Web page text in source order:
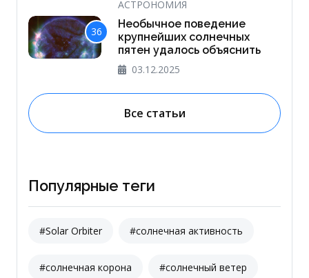
36
АСТРОНОМИЯ
Необычное поведение
крупнейших солнечных
пятен удалось объяснить
03.12.2025
Все статьи
Популярные теги
#Solar Orbiter #солнечная активность
#солнечная корона #солнечный ветер